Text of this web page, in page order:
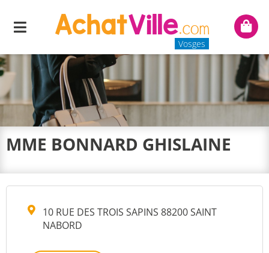
Menu
Vosges
Mon
MME BONNARD GHISLAINE
10 RUE DES TROIS SAPINS 88200 SAINT
NABORD